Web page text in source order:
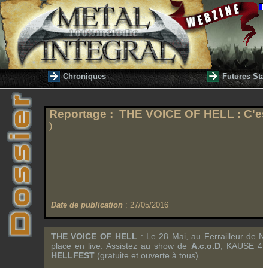
Chroniques Futures
Reportage :THE VOICE OF HELL :
)
Date de publication : 27/05/2016
THE VOICE OF HELL : Le 28 Mai, au Ferrailleur de
place en live. Assistez au show de A.c.o.D, KAUSE
HELLFEST (gratuite et ouverte à tous).